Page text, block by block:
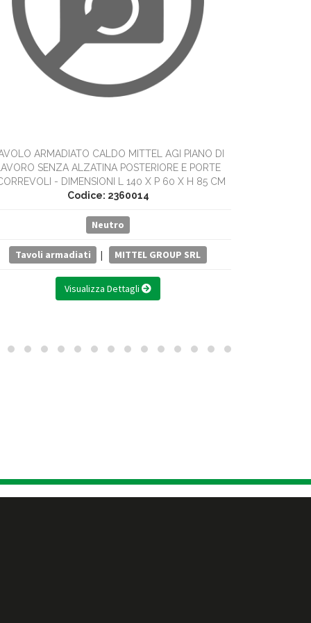
ARMADIATO CALDO MITTEL AGI PIANO DI
SENZA ALZATINA POSTERIORE E PORTE
- DIMENSIONI L 140 X P 60 X H 85 CM
Codice: 2360014
Neutro
Tavoli armadiati | MITTEL GROUP SRL
Visualizza Dettagli